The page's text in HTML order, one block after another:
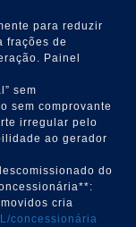
para reduzir
frações de
Painel
sem
sem comprovante
irregular pelo
ao gerador
do
cria
concessionária